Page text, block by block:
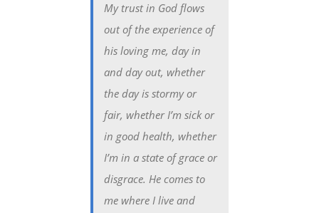
My trust in God flows
out of the experience of
his loving me, day in
and day out, whether
the day is stormy or
fair, whether I’m sick or
in good health, whether
I’m in a state of grace or
disgrace. He comes to
me where I live and